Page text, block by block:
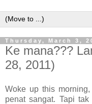
Thursday, March 3,
Ke mana???
28, 2011)
Woke up this
penat sangat. Tapi